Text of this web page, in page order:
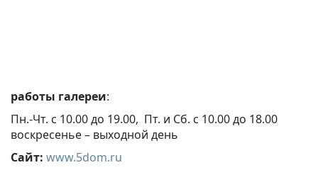
работы галереи:
Пн.-Чт. с 10.00 до 19.00, Пт. и Сб. с 10.00 до 18.00
воскресенье – выходной день
Сайт: www.5dom.ru